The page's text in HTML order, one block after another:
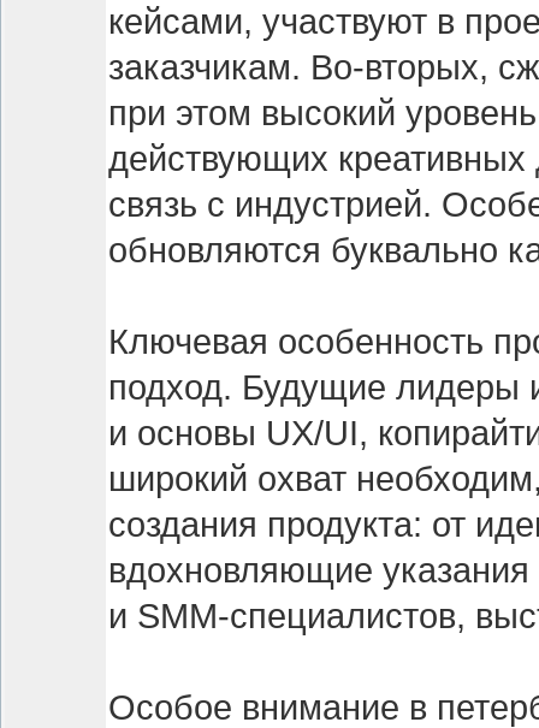
кейсами, участвуют в
заказчикам. Во-вторых,
при этом высокий
действующих креативных
связь с индустрией.
обновляются буквально
Ключевая особенность
подход. Будущие лидеры
и основы UX/UI,
широкий охват
создания продукта: от
вдохновляющие указания
и SMM-специалистов,
Особое внимание в